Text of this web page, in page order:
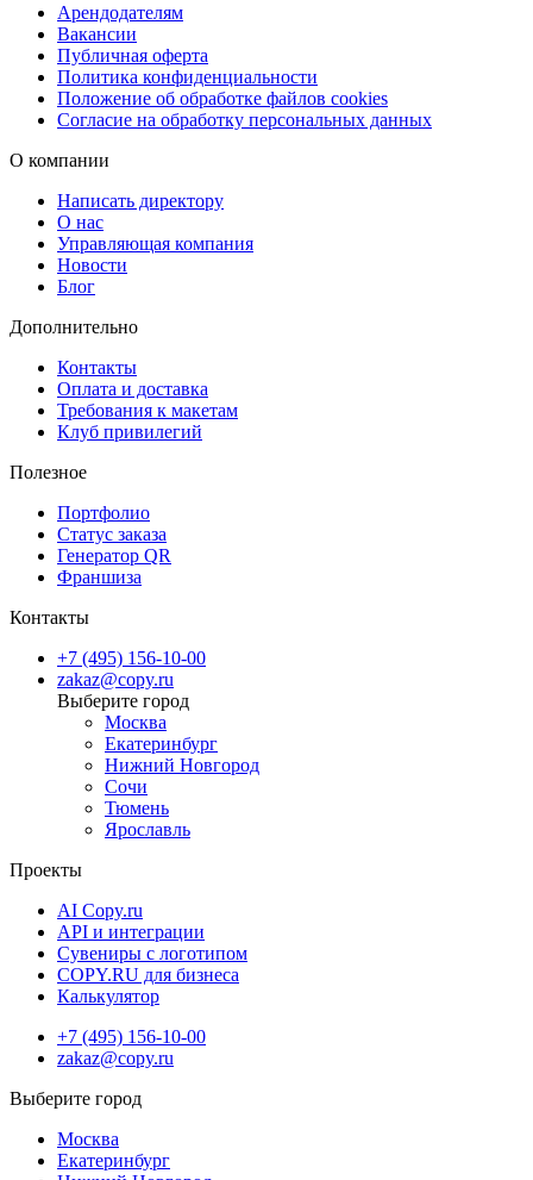
Арендодателям
Вакансии
Публичная оферта
Политика конфиденциальности
Положение об обработке файлов cookies
Согласие на обработку персональных данных
О компании
Написать директору
О нас
Управляющая компания
Новости
Блог
Дополнительно
Контакты
Оплата и доставка
Требования к макетам
Клуб привилегий
Полезное
Портфолио
Статус заказа
Генератор QR
Франшиза
Контакты
+7 (495) 156-10-00
zakaz@copy.ru
Москва
Екатеринбург
Нижний Новгород
Сочи
Тюмень
Ярославль
Проекты
AI Copy.ru
API и интеграции
Сувениры с логотипом
COPY.RU для бизнеса
Калькулятор
+7 (495) 156-10-00
zakaz@copy.ru
Москва
Екатеринбург